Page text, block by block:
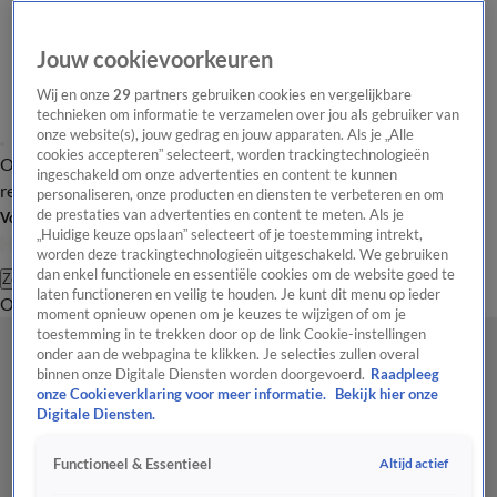
Overzicht Laatste nieuws Regionieuws Het beste van Hart
Tip de
redactie
Volg Hart van Nederland
Zoeken
OverzichtRegioUitzendingenWeerTip de redactiePanelVideo's
Jouw cookievoorkeuren
Wij en onze29 partners gebruiken cookies en vergelijkbare
technieken om informatie te verzamelen over jou als gebruiker van
onze website(s), jouw gedrag en jouw apparaten. Als je „Alle
cookies accepteren” selecteert, worden trackingtechnologieën
ingeschakeld om onze advertenties en content te kunnen
personaliseren, onze producten en diensten te verbeteren en om
de prestaties van advertenties en content te meten. Als je
„Huidige keuze opslaan” selecteert of je toestemming intrekt,
worden deze trackingtechnologieën uitgeschakeld. We gebruiken
dan enkel functionele en essentiële cookies om de website goed te
laten functioneren en veilig te houden. Je kunt dit menu op ieder
moment opnieuw openen om je keuzes te wijzigen of om je
toestemming in te trekken door op de link Cookie-instellingen
onder aan de webpagina te klikken. Je selecties zullen overal
binnen onze Digitale Diensten worden doorgevoerd. Raadpleeg
onze Cookieverklaring voor meer informatie.
Bekijk hier onze
Digitale Diensten.
Functioneel & Essentieel Altijd actief